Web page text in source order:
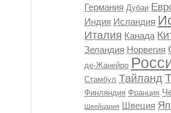
Германия Дубаи
Индия Исландия
Италия Канада
Зеландия Норвегия
де-Жанейро
Стамбул Тайланд
Финляндия Франция
Швейцария Швеция